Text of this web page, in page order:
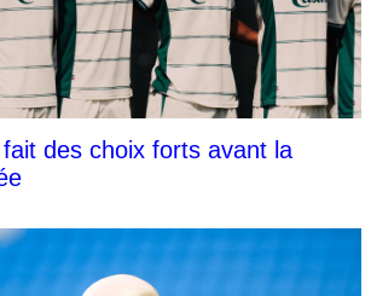
des choix forts avant la